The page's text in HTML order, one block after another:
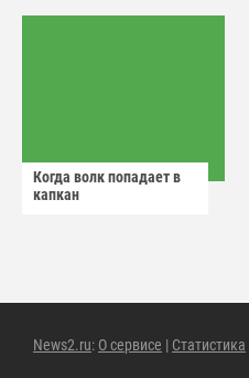
Когда волк попадает в
капкан
News2.ru: О сервисе | Статистика